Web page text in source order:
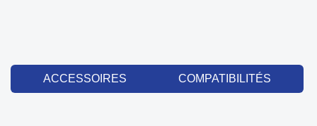
ACCESSOIRES COMPATIBILITÉS